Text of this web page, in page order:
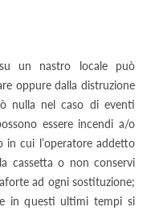
un nastro locale può
oppure dalla distruzione
nulla nel caso di eventi
essere incendi a/o
in cui l’operatore addetto
cassetta o non conservi
ad ogni sostituzione;
in questi ultimi tempi si